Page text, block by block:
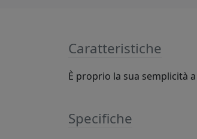
Caratteristiche
È proprio la sua semplicità
Specifiche